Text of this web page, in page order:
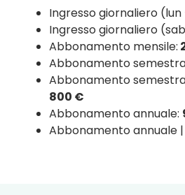
Ingresso giornaliero (lun
Ingresso giornaliero
Abbonamento mensile:
Abbonamento
Abbonamento
800 €
Abbonamento annuale:
Abbonamento annuale